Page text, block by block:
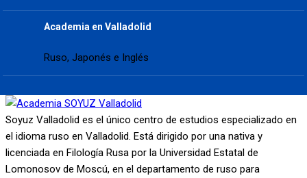
Academia en Valladolid
Ruso, Japonés e Inglés
Soyuz Valladolid es el único centro de estudios especializado en
el idioma ruso en Valladolid. Está dirigido por una nativa y
licenciada en Filología Rusa por la Universidad Estatal de
Lomonosov de Moscú, en el departamento de ruso para